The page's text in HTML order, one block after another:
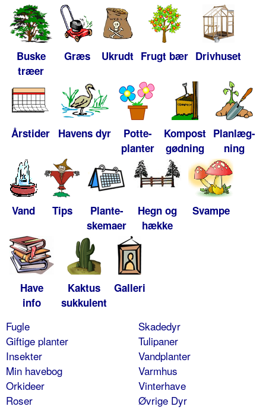
Buske
træer
Græs Ukrudt Frugt bær Drivhuset
Årstider Havens dyr
Potte-
planter
Kompost
gødning
Planlæg-
ning
Vand Tips
Plante-
skemaer
Hegn og
hække
Svampe
Have
info
Kaktus
sukkulent
Galleri
Fugle
Giftige planter
Insekter
Min havebog
Orkideer
Roser
Skadedyr
Tulipaner
Vandplanter
Varmhus
Vinterhave
Øvrige Dyr